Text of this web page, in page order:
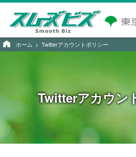
ホーム Twitterアカウントポリシー
Twitterアカウン